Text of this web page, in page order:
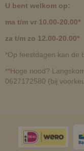
U bent welkom op:
ma t/m vr 10.00-20.00*
za t/m zo 12.00-20.00*
*Op feestdagen kan de
**Hoge nood?
0627172580 (bij